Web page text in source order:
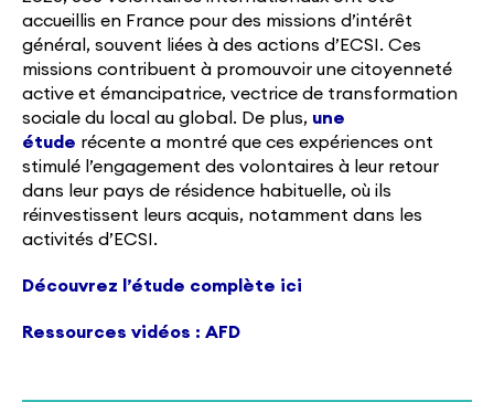
accueillis en France pour des missions d’intérêt
général, souvent liées à des actions d’ECSI. Ces
missions contribuent à promouvoir une citoyenneté
active et émancipatrice, vectrice de transformation
sociale du local au global. De plus, une
étude récente a montré que ces expériences ont
stimulé l’engagement des volontaires à leur retour
dans leur pays de résidence habituelle, où ils
réinvestissent leurs acquis, notamment dans les
activités d’ECSI.
Découvrez l’étude complète ici
Ressources vidéos : AFD